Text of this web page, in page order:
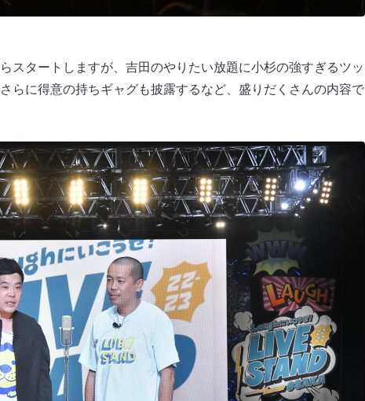
スタートしますが、吉田のやりたい放題に小杉の強すぎるツッ
らに得意の持ちギャグも披露するなど、盛りだくさんの内容で